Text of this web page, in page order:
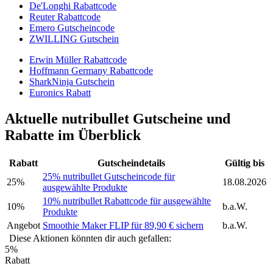
De'Longhi Rabattcode
Reuter Rabattcode
Emero Gutscheincode
ZWILLING Gutschein
Erwin Müller Rabattcode
Hoffmann Germany Rabattcode
SharkNinja Gutschein
Euronics Rabatt
Aktuelle nutribullet Gutscheine und
Rabatte im Überblick
Rabatt Gutscheindetails
Gültig bis
25%
25% nutribullet Gutscheincode für
ausgewählte Produkte
18.08.2026
10%
10% nutribullet Rabattcode für ausgewählte
Produkte
b.a.W.
Angebot Smoothie Maker FLIP für 89,90 € sichern
b.a.W.
Diese Aktionen könnten dir auch gefallen:
5%
Rabatt